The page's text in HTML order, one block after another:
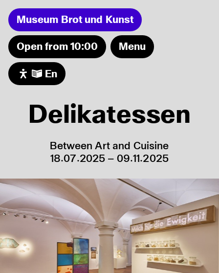
Museum Brot und Kunst
Open from 10:00
07.08
09.08 Sonntagsführung in der Dauerausstellung
Menu
Audio/Video
Friends
En
Delikatessen
Between Art and Cuisine
18.07.2025 – 09.11.2025